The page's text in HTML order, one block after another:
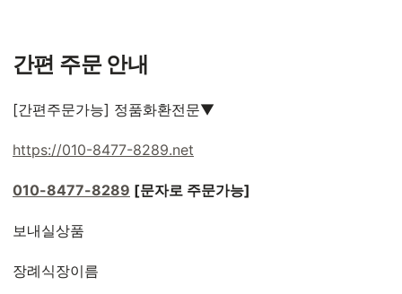
간편 주문 안내
[간편주문가능] 정품화환전문▼
https://010-8477-8289.net
010-8477-8289 [문자로 주문가능]
보내실상품
장례식장이름